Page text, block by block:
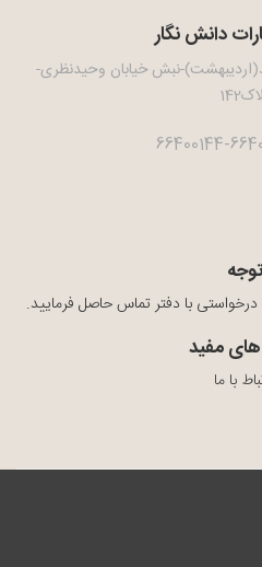
دانش نگار
نبش خیابان وحیدنظری-
توجه
با دفتر تماس حاصل فرمایید.
مفید
با ما